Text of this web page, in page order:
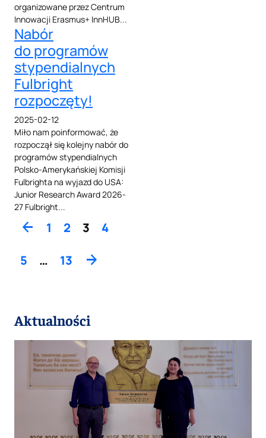
organizowane przez Centrum
Innowacji Erasmus+ InnHUB...
Nabór
do programów
stypendialnych
Fulbright
rozpoczęty!
2025-02-12
Miło nam poinformować, że
rozpoczął się kolejny nabór do
programów stypendialnych
Polsko-Amerykańskiej Komisji
Fulbrighta na wyjazd do USA:
Junior Research Award 2026-
27 Fulbright...
arrow_back 1 2 3 4
5 … 13 arrow_forward
Aktualności